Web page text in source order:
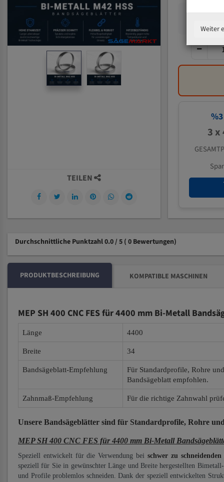
%3
3 x
TEILEN
Durchschnittliche Punktzahl 0.0 / 5 ( 0 Bewertungen)
PRODUKTBESCHREIBUNG KOMPATIBLE MASCHINEN
MEP SH 400 CNC FES für 4400 mm Bi-Metall
Länge 4400
Breite 34
Bandsägeblatt-Empfehlung
Für Standardprofile, Rohre
Bandsägeblatt empfohlen.
Zahnmaß-Empfehlung Für die richtige Zahnwahl
Unsere Bandsägeblätter sind für Standardprofile, Rohre
MEP SH 400 CNC FES für 4400 mm Bi-Metall
Speziell entwickelt für die Verwendung bei schwer zu
speziell für Sie in gewünschter Länge und Breite hergestellten
und Profile problemlos schneiden. Dank der speziell entwickelten
Weiter